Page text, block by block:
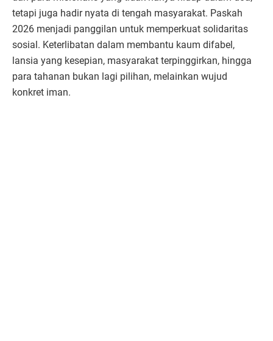
tetapi juga hadir nyata di tengah masyarakat. Paskah
2026 menjadi panggilan untuk memperkuat solidaritas
sosial. Keterlibatan dalam membantu kaum difabel,
lansia yang kesepian, masyarakat terpinggirkan, hingga
para tahanan bukan lagi pilihan, melainkan wujud
konkret iman.